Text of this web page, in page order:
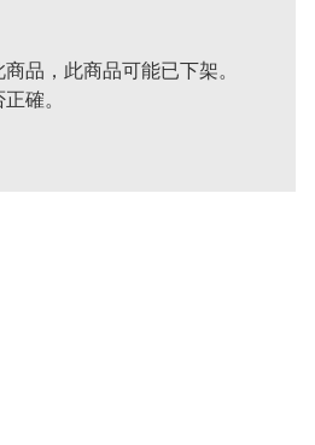
品，此商品可能已下架。
確。